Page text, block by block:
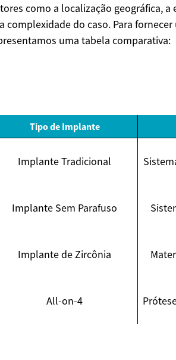
como a localização geográfica,
complexidade do caso. Para
uma tabela comparativa:
Tipo de Implante
Implante Tradicional
Implante Sem Parafuso
Implante de Zircônia
All-on-4